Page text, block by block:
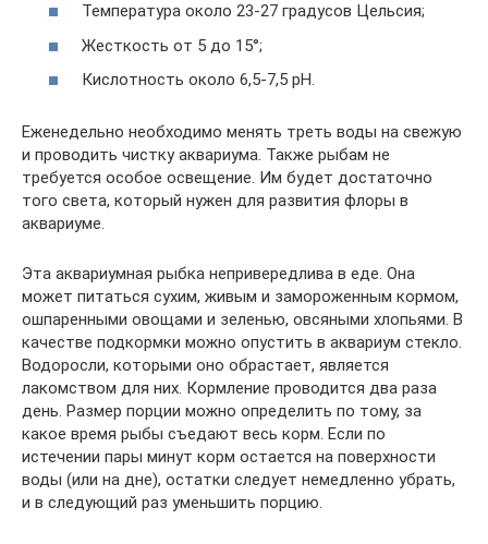
Температура около 23-27 градусов Цельсия;
Жесткость от 5 до 15°;
Кислотность около 6,5-7,5 рН.
Еженедельно необходимо менять треть воды на свежую
и проводить чистку аквариума. Также рыбам не
требуется особое освещение. Им будет достаточно
того света, который нужен для развития флоры в
аквариуме.
Эта аквариумная рыбка непривередлива в еде. Она
может питаться сухим, живым и замороженным кормом,
ошпаренными овощами и зеленью, овсяными хлопьями. В
качестве подкормки можно опустить в аквариум стекло.
Водоросли, которыми оно обрастает, является
лакомством для них. Кормление проводится два раза
день. Размер порции можно определить по тому, за
какое время рыбы съедают весь корм. Если по
истечении пары минут корм остается на поверхности
воды (или на дне), остатки следует немедленно убрать,
и в следующий раз уменьшить порцию.